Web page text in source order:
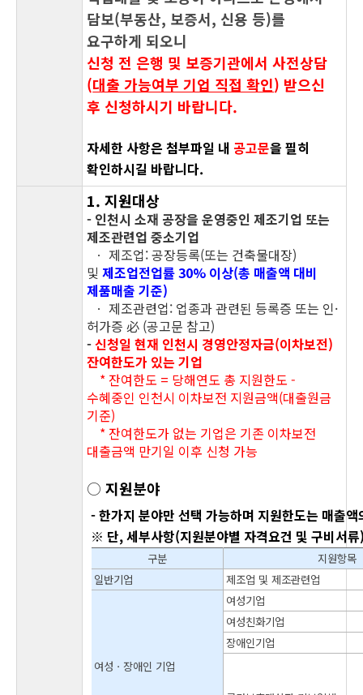
담보(부동산, 보증서, 신용 등)를
요구하게 되오니
신청 전 은행 및 보증기관에서 사전상담
(대출 가능여부 기업 직접 확인) 받으신
후 신청하시기 바랍니다.
자세한 사항은 첨부파일 내 공고문을 필히
확인하시길 바랍니다.
1. 지원대상
- 인천시 소재 공장을 운영중인 제조기업 또는
제조관련업 중소기업
ㆍ 제조업: 공장등록(또는 건축물대장)
및제조업전업률 30% 이상(총 매출액 대비
제품매출 기준)
ㆍ 제조관련업: 업종과 관련된 등록증 또는 인·
허가증必 (공고문 참고)
-신청일 현재 인천시 경영안정자금(이차보전)
잔여한도가 있는 기업
* 잔여한도 = 당해연도 총 지원한도 -
수혜중인 인천시 이차보전 지원금액(대출원금
기준)
* 잔여한도가 없는 기업은 기존 이차보전
대출금액 만기일 이후 신청 가능
○지원분야
- 한가지 분야만 선택 가능하며 지원한도는 매출
※ 단, 세부사항(지원분야별 자격요건 및 구비서
구분
지원항목
일반기업
제조업 및 제조관련업
여성ㆍ장애인 기업
여성기업
여성친화기업
장애인기업